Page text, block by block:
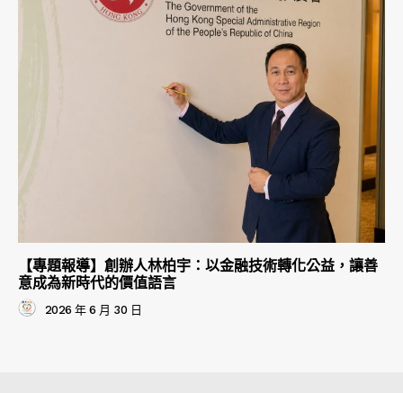
【專題報導】創辦人林柏宇：以金融技術轉化公益，讓善
意成為新時代的價值語言
2026 年 6 月 30 日